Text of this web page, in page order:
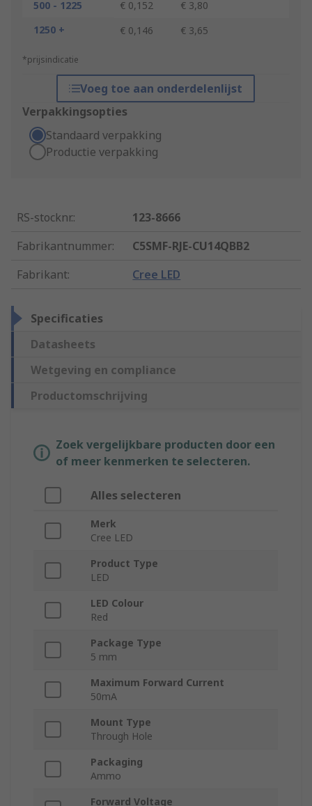
500 - 1225
€ 0,152
€ 3,80
1250 +
€ 0,146 € 3,65
*prijsindicatie
Voeg toe aan onderdelenlijst
Verpakkingsopties
Standaard verpakking
Productie verpakking
RS-stocknr.:
123-8666
Fabrikantnummer:
C5SMF-RJE-CU14QBB2
Fabrikant: Cree LED
Specificaties
Datasheets
Wetgeving en compliance
Productomschrijving
Zoek vergelijkbare producten door een
of meer kenmerken te selecteren.
Alles selecteren
Merk
Cree LED
Product Type
LED
LED Colour
Red
Package Type
5 mm
Maximum Forward Current
50mA
Mount Type
Through Hole
Packaging
Ammo
Forward Voltage